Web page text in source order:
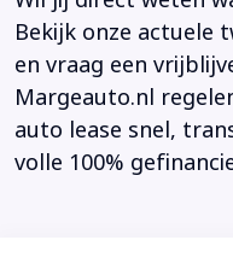
Bekijk onze actuele
en vraag een
Margeauto.nl
auto lease snel,
volle 100%